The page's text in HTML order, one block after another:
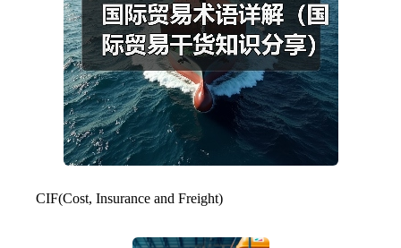
CIF(Cost, Insurance and Freight)